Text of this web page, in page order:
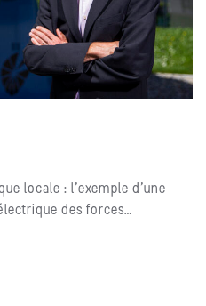
locale : l’exemple d’une
des forces…